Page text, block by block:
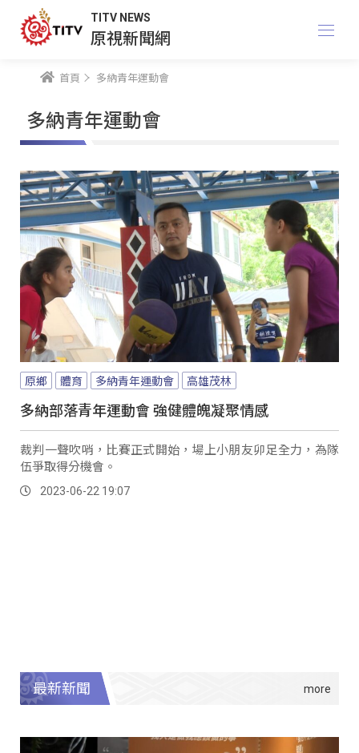
TITV NEWS
原視新聞網
首頁 多納青年運動會
多納青年運動會
原鄉 體育 多納青年運動會 高雄茂林
多納部落青年運動會 強健體魄凝聚情感
裁判一聲吹哨，比賽正式開始，場上小朋友卯足全力，為隊
伍爭取得分機會。
2023-06-22 19:07
最新新聞